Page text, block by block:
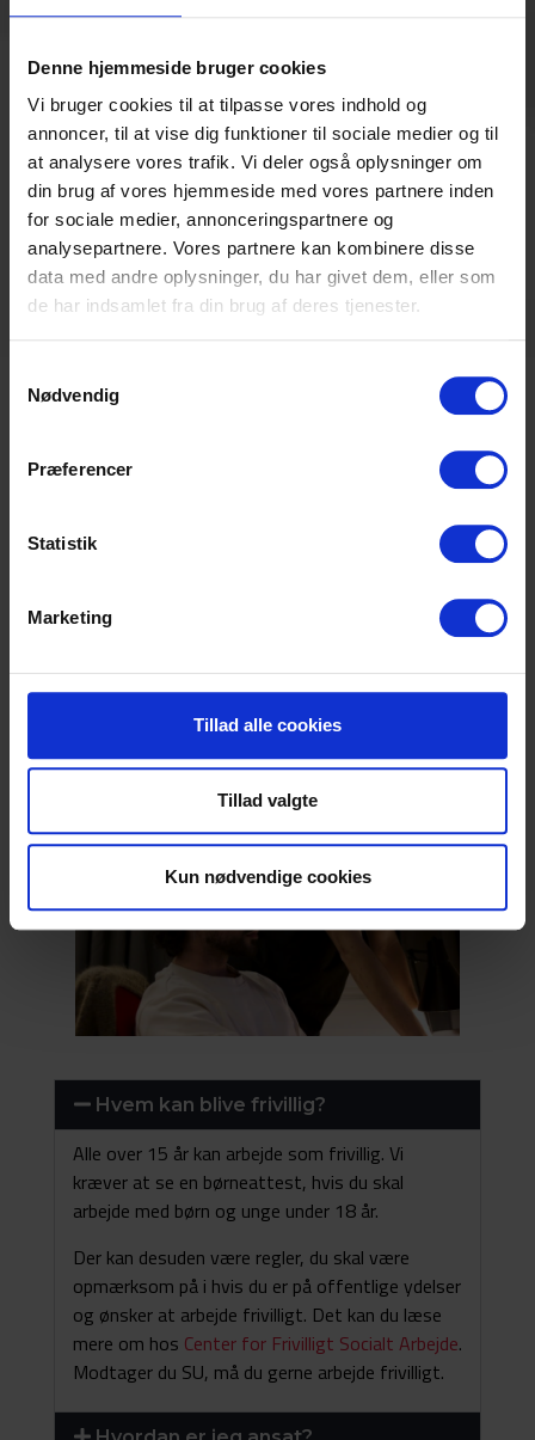
Denne hjemmeside bruger cookies
Vi bruger cookies til at tilpasse vores indhold og
annoncer, til at vise dig funktioner til sociale medier og til
at analysere vores trafik. Vi deler også oplysninger om
din brug af vores hjemmeside med vores partnere inden
for sociale medier, annonceringspartnere og
analysepartnere. Vores partnere kan kombinere disse
data med andre oplysninger, du har givet dem, eller som
de har indsamlet fra din brug af deres tjenester.
Nødvendig
Præferencer
Statistik
Marketing
Tillad alle cookies
Tillad valgte
Kun nødvendige cookies
og
for,
Det giver mig en glad energi at kunne gøre
noget for andre. Fra samme dag jeg
begyndte, blev jeg bidt af det arbejde,
Frelsens Hær udfører. Jeg har tidligere været
frivillig i andre sammenhænge, blandt andet
som besøgsven, samarit og spejderleder,
men her følte jeg mig straks hjemme
Er du klar til en uforpligtende snak om
formularen og send den til os, så
kontakter vi dig og aftaler en snak enten
afdelinger.
Bliv Frivillig
Hvem kan blive frivillig?
Alle over 15 år kan arbejde som frivillig. Vi
kræver at se en børneattest, hvis du skal
arbejde med børn og unge under 18 år.
Der kan desuden være regler, du skal være
opmærksom på i hvis du er på offentlige ydelser
og ønsker at arbejde frivilligt. Det kan du læse
mere om hos Center for Frivilligt Socialt Arbejde.
Modtager du SU, må du gerne arbejde frivilligt.